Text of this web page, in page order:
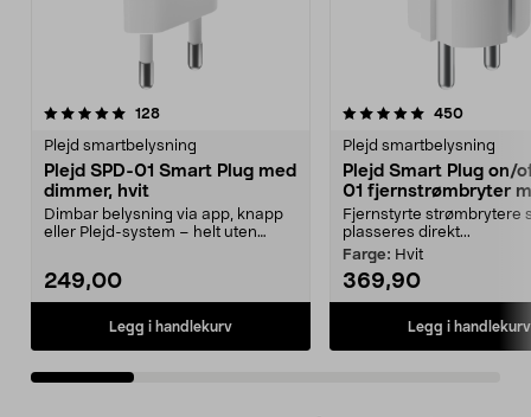
128anmeldelser
Plejd smartbelysning
Plejd SPD-01 Smart Plug med
dimmer, hvit
Dimbar belysning via app, knapp
eller Plejd-system – helt uten
249,00
Legg i handlekurv
5.0 av 5 stjerner 450
Plejd smartbelysning
Plejd Smart Plug on/
01 fjernstrømbryter
Bluetooth
Fjernstyrte strømbrytere
plasseres direkt...
Farge: Hvit
369,90
Legg i handlekurv
5.0 av 5 stjerner